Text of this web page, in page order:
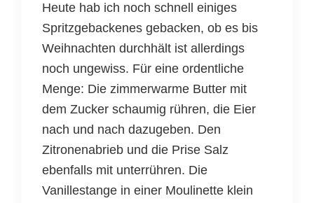
Heute hab ich noch schnell einiges
Spritzgebackenes gebacken, ob es bis
Weihnachten durchhält ist allerdings
noch ungewiss. Für eine ordentliche
Menge: Die zimmerwarme Butter mit
dem Zucker schaumig rühren, die Eier
nach und nach dazugeben. Den
Zitronenabrieb und die Prise Salz
ebenfalls mit unterrühren. Die
Vanillestange in einer Moulinette klein